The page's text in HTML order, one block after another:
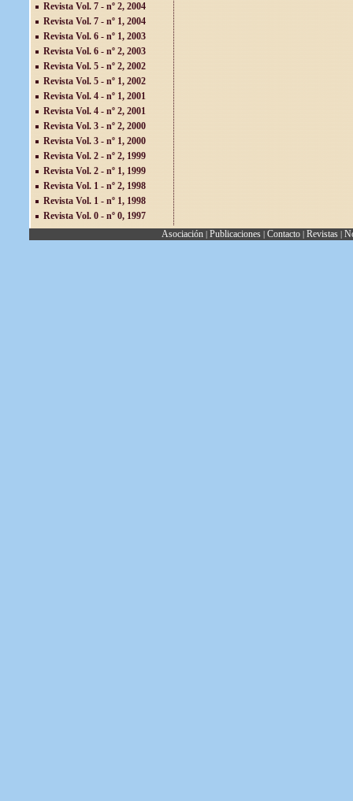
Revista Vol. 7 - nº 2, 2004
Revista Vol. 7 - nº 1, 2004
Revista Vol. 6 - nº 1, 2003
Revista Vol. 6 - nº 2, 2003
Revista Vol. 5 - nº 2, 2002
Revista Vol. 5 - nº 1, 2002
Revista Vol. 4 - nº 1, 2001
Revista Vol. 4 - nº 2, 2001
Revista Vol. 3 - nº 2, 2000
Revista Vol. 3 - nº 1, 2000
Revista Vol. 2 - nº 2, 1999
Revista Vol. 2 - nº 1, 1999
Revista Vol. 1 - nº 2, 1998
Revista Vol. 1 - nº 1, 1998
Revista Vol. 0 - nº 0, 1997
Asociación| Publicaciones| Contacto| Revistas|